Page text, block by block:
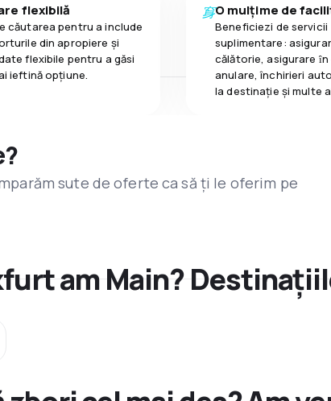
flexibilă
căutarea pentru a include
din apropiere și
flexibile pentru a găsi
ieftină opțiune.
O mulțime de
Beneficiezi de servicii
suplimentare:
călătorie, asigurare ȋn
anulare, închirieri
la destinaţie și multe
sute de oferte ca să ți le oferim pe
am Main?